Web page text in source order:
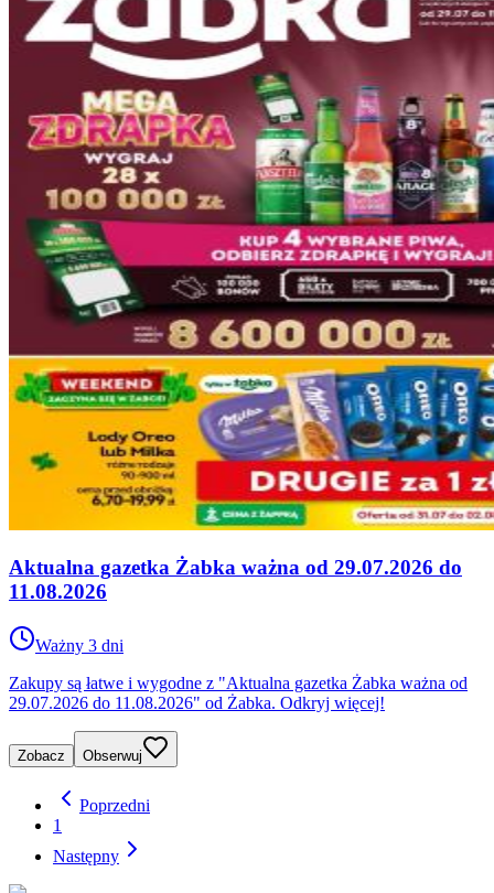
Aktualna gazetka Żabka ważna od 29.07.2026 do
11.08.2026
Ważny 3 dni
Zakupy są łatwe i wygodne z "Aktualna gazetka Żabka ważna od
29.07.2026 do 11.08.2026" od Żabka. Odkryj więcej!
Zobacz Obserwuj
Poprzedni
1
Następny